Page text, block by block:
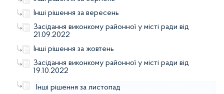
Інші рішення за вересень
Засідання виконкому районної у місті ради від
21.09.2022
Інші рішення за жовтень
Засідання виконкому районної у місті ради від
19.10.2022
Інші рішення за листопад